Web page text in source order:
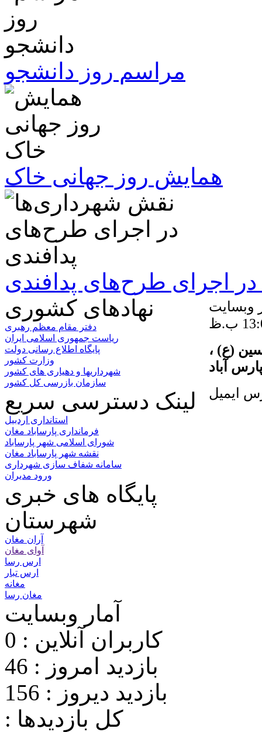
مراسم روز دانشجو
همایش روز جهانی خاک
اجرای طرح‌های پدافندی
وبسایت
(ع) ،
آباد
نهادهای کشوری
دفتر مقام معظم رهبری
ریاست جمهوری اسلامی ایران
پایگاه اطلاع رسانی دولت
وزارت کشور
شهرداریها و دهیاری های کشور
سازمان بازرسی کل کشور
لینک دسترسی سریع
استانداری اردبیل
فرمانداری پارساباد مغان
شورای اسلامی شهر پارساباد
نقشه شهر پارساباد مغان
سامانه شفاف سازی شهرداری
ورود مدیران
پایگاه های خبری
شهرستان
آران مغان
آوای مغان
ارس رسا
ارس تبار
مغانه
مغان رسا
آمار وبسایت
کاربران آنلاین : 0
بازدید امروز : 46
بازدید دیروز : 156
کل بازدیدها :